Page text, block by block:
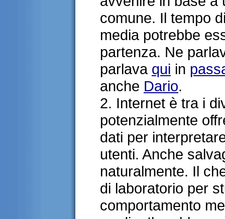
comune. Il tempo
media potrebbe
partenza. Ne
parlava qui in
anche Dario.
2. Internet è tra i
potenzialmente
dati per
utenti. Anche
naturalmente. Il
di laboratorio per
comportamento